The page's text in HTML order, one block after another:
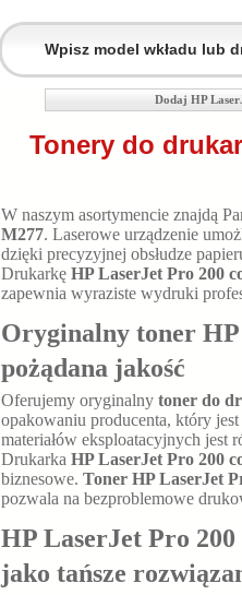
Dodaj HP
Tonery do
W naszym asortymencie znajdą
M277. Laserowe urządzenie
dzięki precyzyjnej obsłudze
Drukarkę HP LaserJet Pro 200
zapewnia wyraziste wydruki
Oryginalny toner
pożądana jakość
Oferujemy oryginalny toner do
opakowaniu producenta, który
materiałów eksploatacyjnych jest
Drukarka HP LaserJet Pro 200
biznesowe. Toner HP LaserJet
pozwala na bezproblemowe
HP LaserJet Pro
jako tańsze